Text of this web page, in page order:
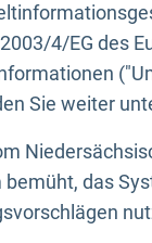
4/EG des
Sie weiter
bemüht, das